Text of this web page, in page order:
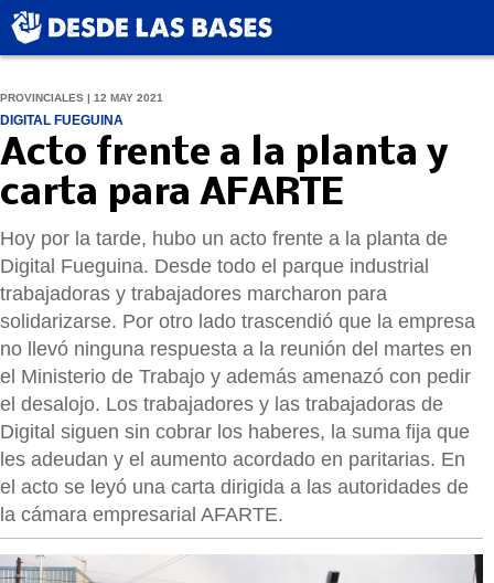
PROVINCIALES | 12 MAY 2021
DIGITAL FUEGUINA
Acto frente a la planta y
carta para AFARTE
Hoy por la tarde, hubo un acto frente a la planta de
Digital Fueguina. Desde todo el parque industrial
trabajadoras y trabajadores marcharon para
solidarizarse. Por otro lado trascendió que la empresa
no llevó ninguna respuesta a la reunión del martes en
el Ministerio de Trabajo y además amenazó con pedir
el desalojo. Los trabajadores y las trabajadoras de
Digital siguen sin cobrar los haberes, la suma fija que
les adeudan y el aumento acordado en paritarias. En
el acto se leyó una carta dirigida a las autoridades de
la cámara empresarial AFARTE.